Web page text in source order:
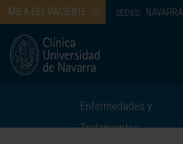
ÁREA DEL PACIENTE SEDES: NAVARRA
Enfermedades y
Tratamientos